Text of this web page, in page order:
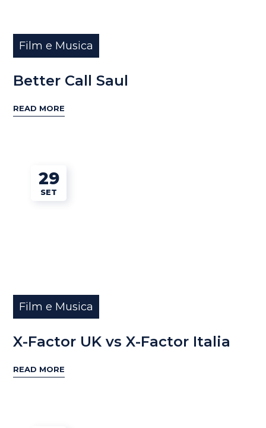
Film e Musica
Better Call Saul
READ MORE
29
SET
Film e Musica
X-Factor UK vs X-Factor Italia
READ MORE